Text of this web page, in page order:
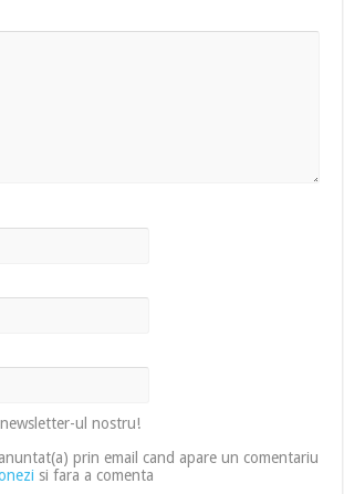
ul nostru!
prin email cand apare un comentariu
si fara a comenta